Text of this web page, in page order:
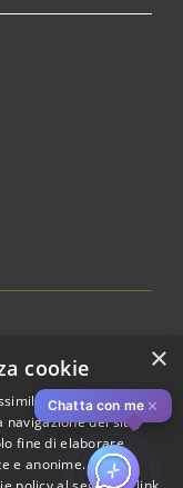
© 2026 • Comune di
Chatta con me ✕
×
cookie
strettamente
navigazione del sito,
fine di elaborare
e anonime.